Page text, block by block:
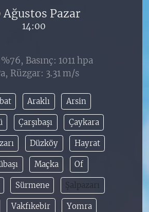
Ağustos Pazar
14:00
Basınç: 1011 hpa
Rüzgar: 3.31 m/s
Araklı Arsin
Çarşıbaşı Çaykara
Düzköy Hayrat
Maçka Of
Sürmene Şalpazarı
Vakfıkebir Yomra